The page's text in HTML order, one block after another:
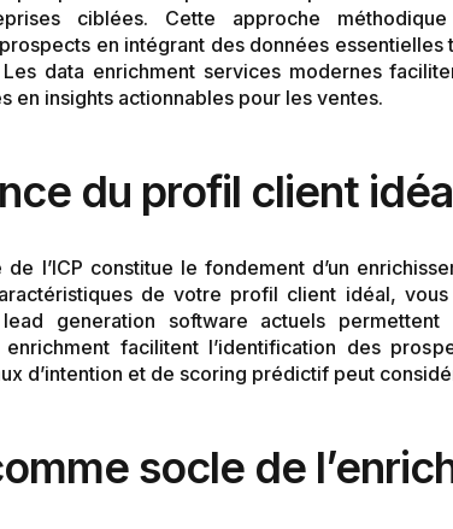
ciblées. Cette approche
en intégrant des données
Les data enrichment services modernes
en insights actionnables pour les ventes.
du profil client
l’ICP constitue le fondement d’un
de votre profil client idéal,
generation software actuels
facilitent l’identification des
d’intention et de scoring prédictif peut
socle de